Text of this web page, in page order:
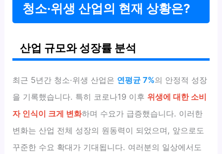
청소·위생 산업의 현재 상황은?
산업 규모와 성장률 분석
최근 5년간 청소·위생 산업은 연평균 7%의 안정적 성장
을 기록했습니다. 특히 코로나19 이후 위생에 대한 소비
자 인식이 크게 변화하며 수요가 급증했습니다. 이러한
변화는 산업 전체 성장의 원동력이 되었으며, 앞으로도
꾸준한 수요 확대가 기대됩니다. 여러분의 일상에서도